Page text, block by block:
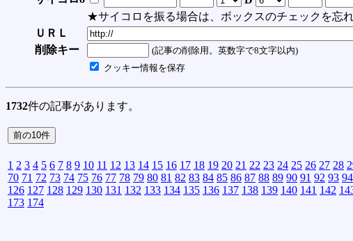
★サイコロを振る場合は、ボックスのチェックを忘
ＵＲＬ
削除キー
(記事の削除用。英数字で8文字以内)
クッキー情報を保存
1732件の記事があります。
1 2 3 4 5 6 7 8 9 10 11 12 13 14 15 16 17 18 19 20 21 22 23 24 25 26 27 28
70 71 72 73 74 75 76 77 78 79 80 81 82 83 84 85 86 87 88 89 90 91 92 93 94
126 127 128 129 130 131 132 133 134 135 136 137 138 139 140 141 142
173 174